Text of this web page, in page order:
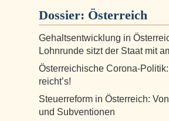
Dossier: Österreich
Gehaltsentwicklung in
Lohnrunde sitzt der Staat mit
Österreichische Corona-
reicht’s!
Steuerreform in Österreich:
und Subventionen